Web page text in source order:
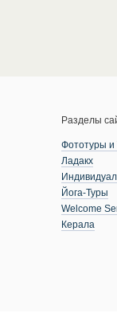
Разделы
Фототуры и
Ладакх
Йога-Туры
Welcome
Керала